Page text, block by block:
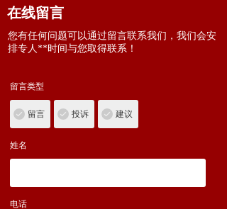
在线留言
您有任何问题可以通过留言联系我们，我们会安
排专人**时间与您取得联系！
留言类型
留言 投诉 建议
姓名
电话